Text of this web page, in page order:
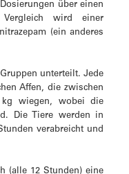
über einen
wird einer
(ein anderes
unterteilt. Jede
Affen, die zwischen
wiegen, wobei die
Die Tiere werden in
verabreicht und
(alle 12 Stunden) eine